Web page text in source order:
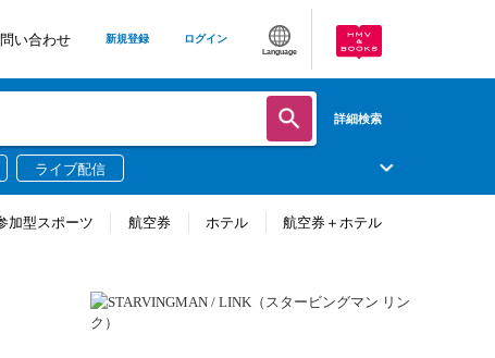
い合わせ 新規登録 ログイン
Language
詳細検索
ライブ配信
加型スポーツ 航空券 ホテル 航空券＋ホテル